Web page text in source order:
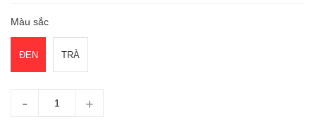
Màu sắc
ĐEN TRÀ
- +